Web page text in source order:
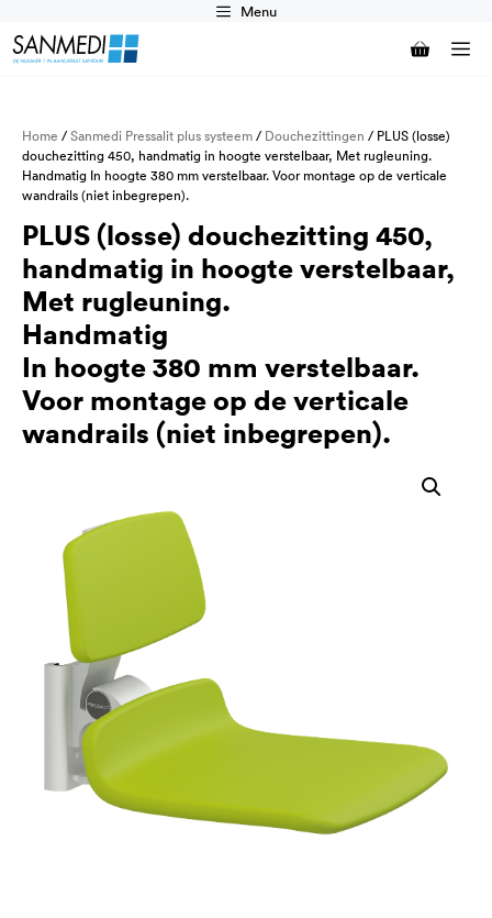
naar
de
Menu
Home /Sanmedi Pressalit plus systeem/ Douchezittingen / PLUS (losse)
douchezitting 450, handmatig in hoogte verstelbaar, Met rugleuning.
Handmatig In hoogte 380 mm verstelbaar. Voor montage op de verticale
wandrails (niet inbegrepen).
PLUS (losse) douchezitting 450,
handmatig in hoogte verstelbaar,
Met rugleuning.
Handmatig
In hoogte 380 mm verstelbaar.
Voor montage op de verticale
wandrails (niet inbegrepen).